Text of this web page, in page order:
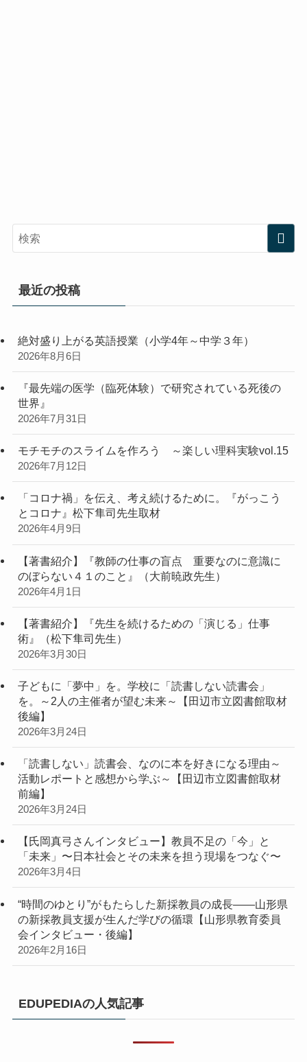
最近の投稿
絶対盛り上がる英語授業（小学4年～中学３年）
2026年8月6日
『最先端の医学（臨死体験）で研究されている死後の
世界』
2026年7月31日
モチモチのスライムを作ろう ～楽しい理科実験vol.15
2026年7月12日
「コロナ禍」を伝え、考え続けるために。『がっこう
とコロナ』松下隼司先生取材
2026年4月9日
【著書紹介】『教師の仕事の盲点 重要なのに意識に
のぼらない４１のこと』（大前暁政先生）
2026年4月1日
【著書紹介】『先生を続けるための「演じる」仕事
術』（松下隼司先生）
2026年3月30日
子どもに「夢中」を。学校に「読書しない読書会」
を。～2人の主催者が望む未来～【田辺市立図書館取材
後編】
2026年3月24日
「読書しない」読書会、なのに本を好きになる理由～
活動レポートと感想から学ぶ～【田辺市立図書館取材
前編】
2026年3月24日
【氏岡真弓さんインタビュー】教員不足の「今」と
「未来」〜日本社会とその未来を担う現場をつなぐ〜
2026年3月4日
“時間のゆとり”がもたらした新採教員の成長――山形県
の新採教員支援が生んだ学びの循環【山形県教育委員
会インタビュー・後編】
2026年2月16日
EDUPEDIAの人気記事